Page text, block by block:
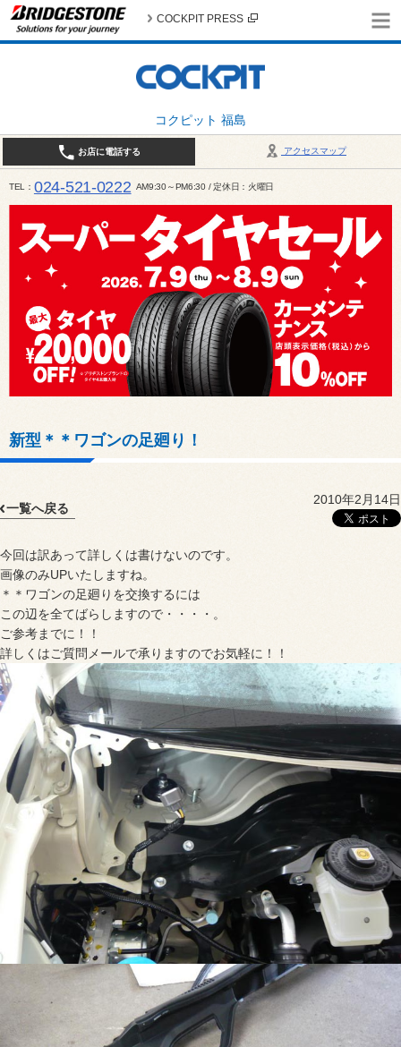
コクピット 福島
COCKPIT PRESS
アクセスマップ
お店に電話する
TEL 024-521-0222 AM9:30～PM6:30 / 定休日：火曜日
新型＊＊ワゴンの足廻り！
一覧へ戻る
2010年2月14日
今回は訳あって詳しくは書けないのです。
画像のみUPいたしますね。
＊＊ワゴンの足廻りを交換するには
この辺を全てばらしますので・・・・。
ご参考までに！！
詳しくはご質問メールで承りますのでお気軽に！！